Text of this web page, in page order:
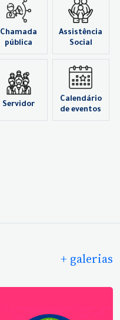
Chamada
pública
Assistência
Social
Servidor
Calendário
de eventos
+ galerias